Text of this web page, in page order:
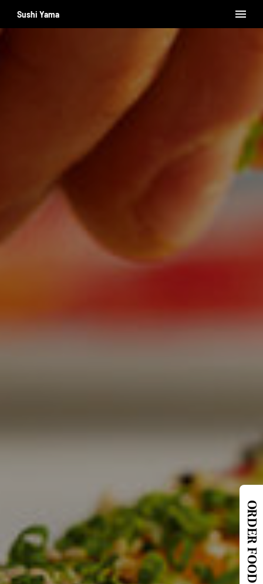
Sushi Yama
ORDER FOOD